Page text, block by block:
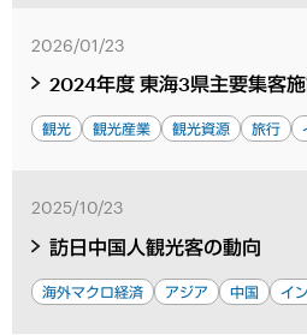
2026/01/23
2024年度 東海3県主要集客
観光 観光産業 観光資源 旅行
2025/10/23
訪日中国人観光客の動向
海外マクロ経済 アジア 中国 イ